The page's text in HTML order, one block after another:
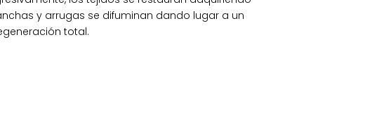
y arrugas se difuminan dando lugar a un
total.